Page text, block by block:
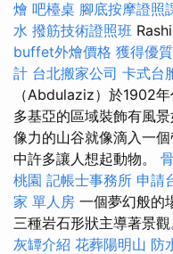
燴 吧檯桌 腳底按摩證照
水 撥筋技術證照班
buffet外燴價格 獲得優
計 台北搬家公司 卡式台
（Abdulaziz）於1902
多基亞的區域裝飾有風景
像力的山谷就像滴入一
中許多讓人想起動物。
桃園 記帳士事務所 申請
家 單人房 一個夢幻般的
三種岩石形狀主導著景觀
灰罈介紹 花葬陽明山 防